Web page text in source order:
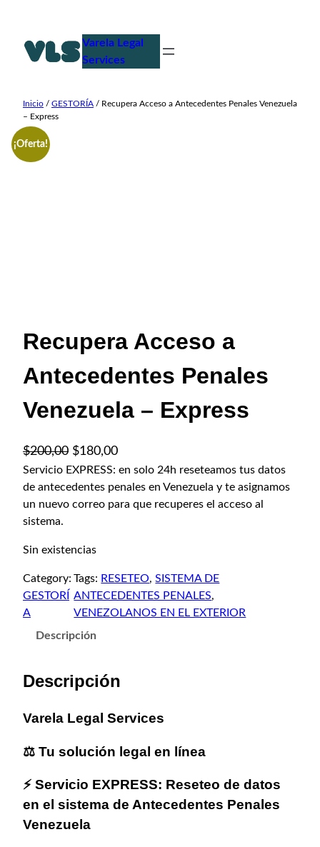
contenido
Varela Legal
Services
Inicio / GESTORÍA / Recupera Acceso a Antecedentes Penales Venezuela
– Express
¡Oferta!
Recupera Acceso a
Antecedentes Penales
Venezuela – Express
$200,00 E
l
p
r
c
o
o
i
i
a
e
$180,00E
l
p
r
o
a
a
e
:
$
1
Servicio EXPRESS: en solo 24h reseteamos tus datos
de antecedentes penales en Venezuela y te asignamos
un nuevo correo para que recuperes el acceso al
sistema.
Sin existencias
Category:
GESTORÍ
A
Tags: RESETEO, SISTEMA DE
ANTECEDENTES PENALES
VENEZOLANOS EN EL EXTERIOR
Descripción
Descripción
Varela Legal Services
⚖️ Tu solución legal en línea
⚡ Servicio EXPRESS: Reseteo de datos
en el sistema de Antecedentes Penales
Venezuela